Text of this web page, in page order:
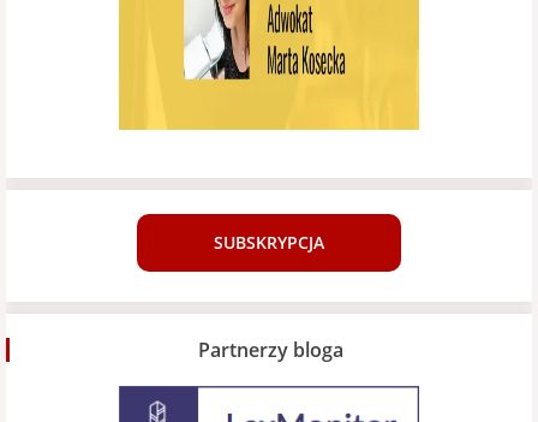
SUBSKRYPCJA
Partnerzy bloga